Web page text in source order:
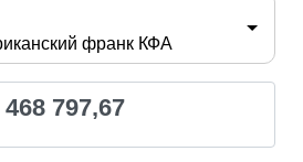
франк КФА
468 797,67